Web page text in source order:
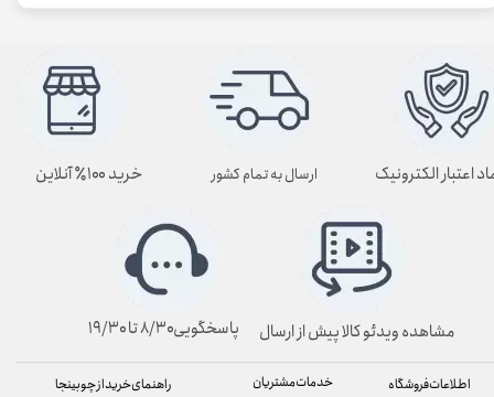
راهنمای خرید از چوبینجا خدمات مشتریان اطلاعات فروشگاه
ارسال به تمام کشور
پاسخگویی۸/۳۰ تا ۱۹/۳۰
اعتبار الکترونیک خرید ۱۰۰٪ آنلاین
مشاهده ویدئو کالا پیش از ارسال